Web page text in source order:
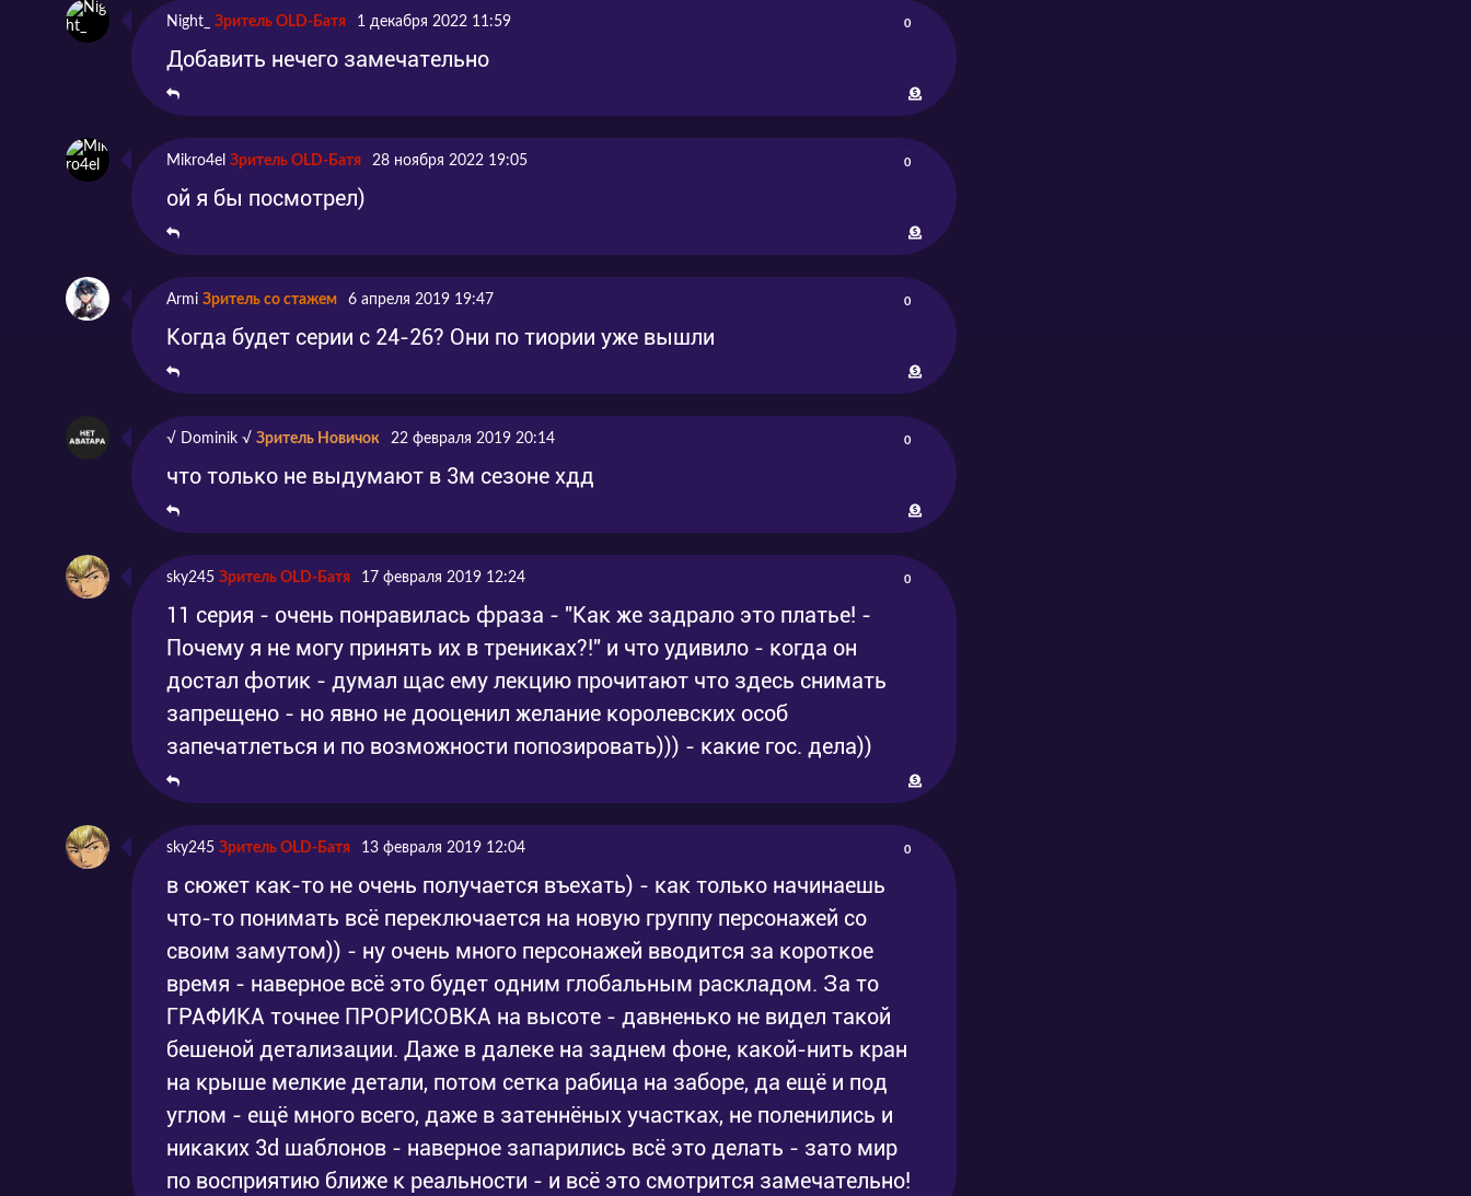
Серия 9
Серия 10
Серия 11
2018-12-14
Серия 12
Серия 13
Night_ Зритель OLD-Батя 1 декабря 2022 11:59 0
Добавить нечего замечательно
Mikro4el Зритель OLD-Батя 28 ноября 2022 19:05 0
ой я бы посмотрел)
Armi Зритель со стажем 6 апреля 2019 19:47 0
Когда будет серии с 24-26? Они по тиории уже вышли
√ Dominik √ Зритель Новичок 22 февраля 2019 20:14 0
что только не выдумают в 3м сезоне хдд
sky245 Зритель OLD-Батя 17 февраля 2019 12:24 0
11 серия - очень понравилась фраза - "Как же задрало это платье! -
Почему я не могу принять их в трениках?!" и что удивило - когда он
достал фотик - думал щас ему лекцию прочитают что здесь снимать
запрещено - но явно не дооценил желание королевских особ
запечатлеться и по возможности попозировать))) - какие гос. дела))
sky245 Зритель OLD-Батя 13 февраля 2019 12:04 0
в сюжет как-то не очень получается въехать) - как только начинаешь
что-то понимать всё переключается на новую группу персонажей со
своим замутом)) - ну очень много персонажей вводится за короткое
время - наверное всё это будет одним глобальным раскладом. За то
ГРАФИКА точнее ПРОРИСОВКА на высоте - давненько не видел такой
бешеной детализации. Даже в далеке на заднем фоне, какой-нить кран
на крыше мелкие детали, потом сетка рабица на заборе, да ещё и под
углом - ещё много всего, даже в затеннёных участках, не поленились и
никаких 3d шаблонов - наверное запарились всё это делать - зато мир
по восприятию ближе к реальности - и всё это смотрится замечательно!